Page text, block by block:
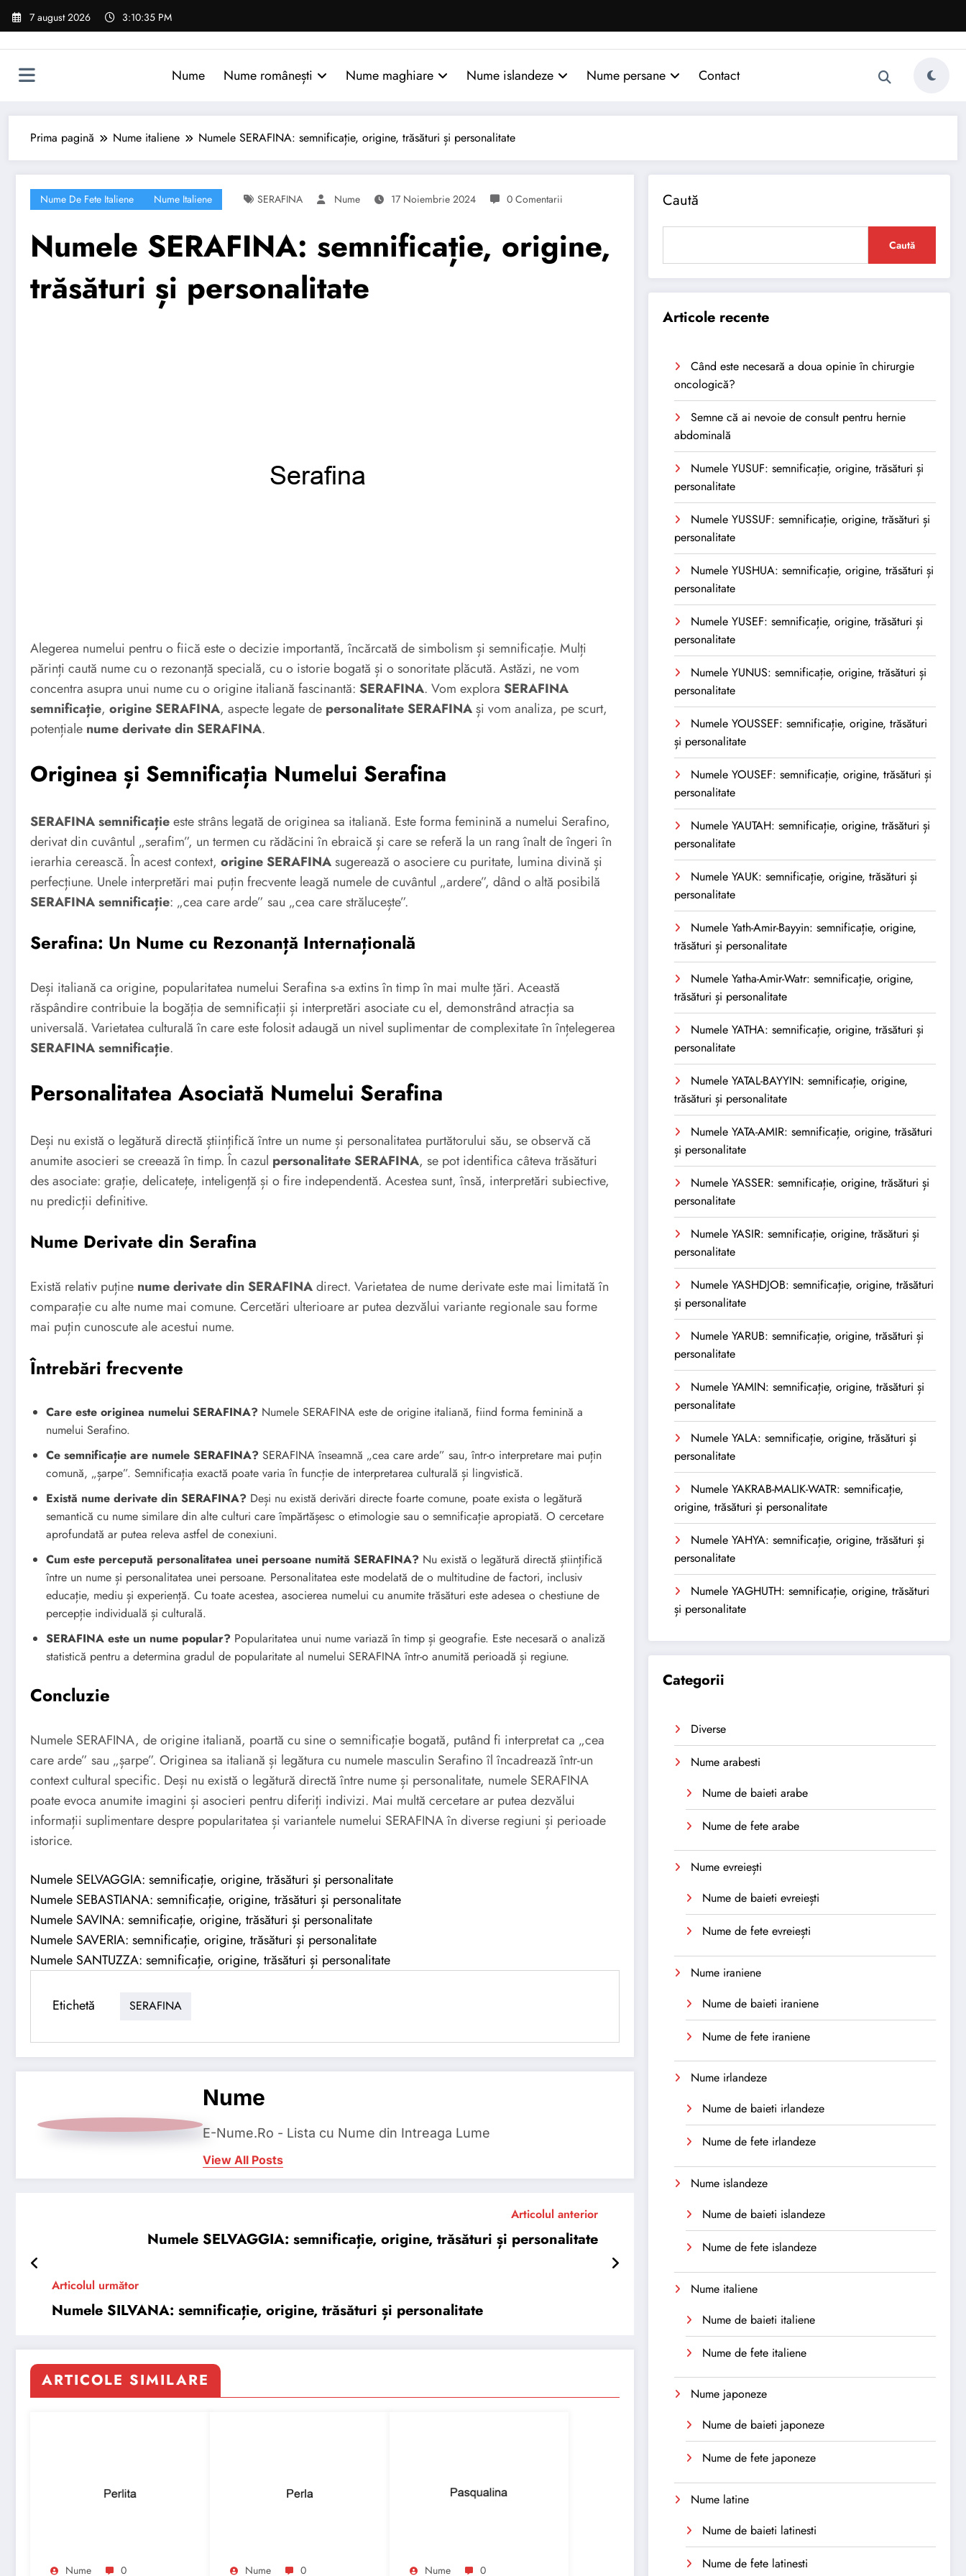
Sari
7 august 2026 3:10:36 PM
Nume Nume românești Nume maghiare Nume islandeze Nume persane Contact
Prima pagină Nume italiene Numele SERAFINA: semnificație, origine, trăsături și personalitate
Nume De Fete Italiene Nume Italiene SERAFINA Nume 17 Noiembrie 2024 0 Comentarii
Numele SERAFINA: semnificație, origine,
trăsături și personalitate
Alegerea numelui pentru o fiică este o decizie importantă, încărcată de simbolism și semnificație. Mulți
părinți caută nume cu o rezonanță specială, cu o istorie bogată și o sonoritate plăcută. Astăzi, ne vom
concentra asupra unui nume cu o origine italiană fascinantă: SERAFINA. Vom explora SERAFINA
semnificație, origine SERAFINA, aspecte legate de personalitate SERAFINAși vom analiza, pe scurt,
potențiale nume derivate din SERAFINA.
Originea și Semnificația Numelui Serafina
SERAFINA semnificațieeste strâns legată de originea sa italiană. Este forma feminină a numelui Serafino,
derivat din cuvântul „serafim”, un termen cu rădăcini în ebraică și care se referă la un rang înalt de îngeri în
ierarhia cerească. În acest context, origine SERAFINAsugerează o asociere cu puritate, lumina divină și
perfecțiune. Unele interpretări mai puțin frecvente leagă numele de cuvântul „ardere”, dând o altă posibilă
SERAFINA semnificație: „cea care arde” sau „cea care strălucește”.
Serafina: Un Nume cu Rezonanță Internațională
Deși italiană ca origine, popularitatea numelui Serafina s-a extins în timp în mai multe țări. Această
răspândire contribuie la bogăția de semnificații și interpretări asociate cu el, demonstrând atracția sa
universală. Varietatea culturală în care este folosit adaugă un nivel suplimentar de complexitate în înțelegerea
SERAFINA semnificație.
Personalitatea Asociată Numelui Serafina
Deși nu există o legătură directă științifică între un nume și personalitatea purtătorului său, se observă că
anumite asocieri se creează în timp. În cazul personalitate SERAFINA, se pot identifica câteva trăsături
des asociate: grație, delicatețe, inteligență și o fire independentă. Acestea sunt, însă, interpretări subiective,
nu predicții definitive.
Nume Derivate din Serafina
Există relativ puține nume derivate din SERAFINAdirect. Varietatea de nume derivate este mai limitată în
comparație cu alte nume mai comune. Cercetări ulterioare ar putea dezvălui variante regionale sau forme
mai puțin cunoscute ale acestui nume.
Întrebări frecvente
Care este originea numelui SERAFINA? Numele SERAFINA este de origine italiană, fiind forma feminină a
numelui Serafino.
Ce semnificație are numele SERAFINA? SERAFINA înseamnă „cea care arde” sau, într-o interpretare mai puțin
comună, „șarpe”. Semnificația exactă poate varia în funcție de interpretarea culturală și lingvistică.
Există nume derivate din SERAFINA? Deși nu există derivări directe foarte comune, poate exista o legătură
semantică cu nume similare din alte culturi care împărtășesc o etimologie sau o semnificație apropiată. O cercetare
aprofundată ar putea releva astfel de conexiuni.
Cum este percepută personalitatea unei persoane numită SERAFINA? Nu există o legătură directă științifică
între un nume și personalitatea unei persoane. Personalitatea este modelată de o multitudine de factori, inclusiv
educație, mediu și experiență. Cu toate acestea, asocierea numelui cu anumite trăsături este adesea o chestiune de
percepție individuală și culturală.
SERAFINA este un nume popular? Popularitatea unui nume variază în timp și geografie. Este necesară o analiză
statistică pentru a determina gradul de popularitate al numelui SERAFINA într-o anumită perioadă și regiune.
Concluzie
Numele SERAFINA, de origine italiană, poartă cu sine o semnificație bogată, putând fi interpretat ca „cea
care arde” sau „șarpe”. Originea sa italiană și legătura cu numele masculin Serafino îl încadrează într-un
context cultural specific. Deși nu există o legătură directă între nume și personalitate, numele SERAFINA
poate evoca anumite imagini și asocieri pentru diferiți indivizi. Mai multă cercetare ar putea dezvălui
informații suplimentare despre popularitatea și variantele numelui SERAFINA în diverse regiuni și perioade
istorice.
Numele SELVAGGIA: semnificație, origine, trăsături și personalitate
Numele SEBASTIANA: semnificație, origine, trăsături și personalitate
Numele SAVINA: semnificație, origine, trăsături și personalitate
Numele SAVERIA: semnificație, origine, trăsături și personalitate
Numele SANTUZZA: semnificație, origine, trăsături și personalitate
Etichetă SERAFINA
Nume
E-Nume.Ro - Lista cu Nume din Intreaga Lume
View All Posts
Articolul anterior
Numele SELVAGGIA: semnificație, origine, trăsături și personalitate
Articolul următor
Numele SILVANA: semnificație, origine, trăsături și personalitate
ARTICOLE SIMILARE
Nume 0 Nume 0 Nume 0
Caută
Caută
Articole recente
Când este necesară a doua opinie în chirurgie
oncologică?
Semne că ai nevoie de consult pentru hernie
abdominală
Numele YUSUF: semnificație, origine, trăsături și
personalitate
Numele YUSSUF: semnificație, origine, trăsături și
personalitate
Numele YUSHUA: semnificație, origine, trăsături și
personalitate
Numele YUSEF: semnificație, origine, trăsături și
personalitate
Numele YUNUS: semnificație, origine, trăsături și
personalitate
Numele YOUSSEF: semnificație, origine, trăsături
și personalitate
Numele YOUSEF: semnificație, origine, trăsături și
personalitate
Numele YAUTAH: semnificație, origine, trăsături și
personalitate
Numele YAUK: semnificație, origine, trăsături și
personalitate
Numele Yath-Amir-Bayyin: semnificație, origine,
trăsături și personalitate
Numele Yatha-Amir-Watr: semnificație, origine,
trăsături și personalitate
Numele YATHA: semnificație, origine, trăsături și
personalitate
Numele YATAL-BAYYIN: semnificație, origine,
trăsături și personalitate
Numele YATA-AMIR: semnificație, origine, trăsături
și personalitate
Numele YASSER: semnificație, origine, trăsături și
personalitate
Numele YASIR: semnificație, origine, trăsături și
personalitate
Numele YASHDJOB: semnificație, origine, trăsături
și personalitate
Numele YARUB: semnificație, origine, trăsături și
personalitate
Numele YAMIN: semnificație, origine, trăsături și
personalitate
Numele YALA: semnificație, origine, trăsături și
personalitate
Numele YAKRAB-MALIK-WATR: semnificație,
origine, trăsături și personalitate
Numele YAHYA: semnificație, origine, trăsături și
personalitate
Numele YAGHUTH: semnificație, origine, trăsături
și personalitate
Categorii
Diverse
Nume arabesti
Nume de baieti arabe
Nume de fete arabe
Nume evreiești
Nume de baieti evreiești
Nume de fete evreiești
Nume iraniene
Nume de baieti iraniene
Nume de fete iraniene
Nume irlandeze
Nume de baieti irlandeze
Nume de fete irlandeze
Nume islandeze
Nume de baieti islandeze
Nume de fete islandeze
Nume italiene
Nume de baieti italiene
Nume de fete italiene
Nume japoneze
Nume de baieti japoneze
Nume de fete japoneze
Nume latine
Nume de baieti latinesti
Nume de fete latinesti